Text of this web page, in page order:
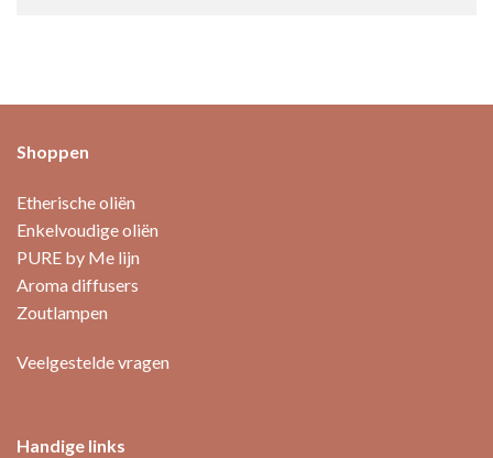
Shoppen
Etherische oliën
Enkelvoudige oliën
PURE by Me lijn
Aroma diffusers
Zoutlampen
Veelgestelde vragen
Handige links